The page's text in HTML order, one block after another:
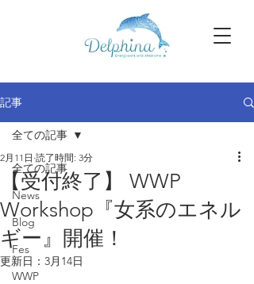
記事
全ての記事
News
Blog
Fes
WWP
全ての記事
【受付終了】 WWP
Workshop『女系のエネル
ギー』開催！
2月11日 読了時間: 3分
更新日： 3月14日